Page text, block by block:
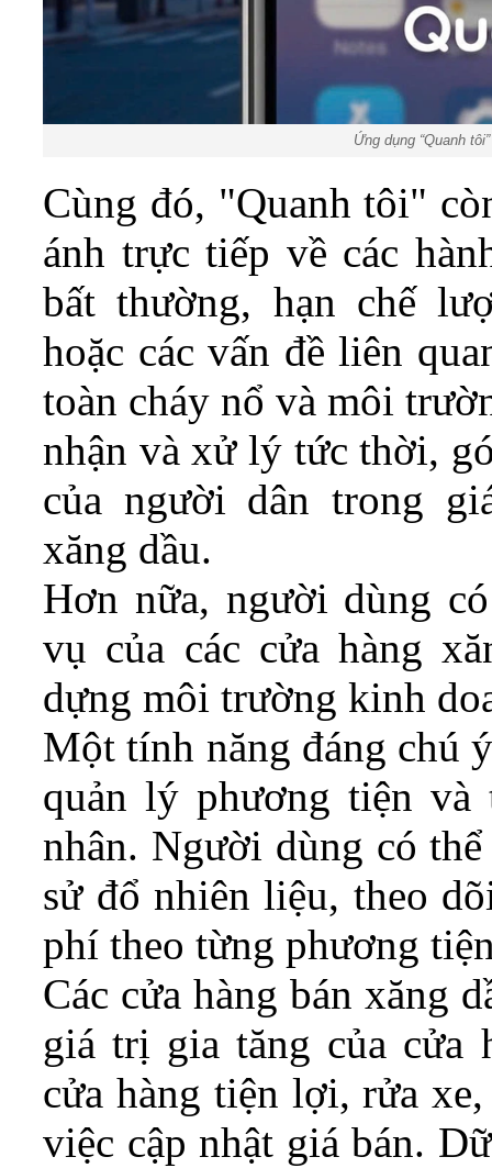
Ứng dụng “Quanh
Cùng đó, "Quanh tôi"
ánh trực tiếp về các
bất thường, hạn chế
hoặc các vấn đề liên
toàn cháy nổ và môi
nhận và xử lý tức thời,
của người dân trong
xăng dầu.
Hơn nữa, người dùng
vụ của các cửa hàng
dựng môi trường kinh
Một tính năng đáng chú
quản lý phương tiện
nhân. Người dùng có
sử đổ nhiên liệu, theo
phí theo từng phương
Các cửa hàng bán xăng
giá trị gia tăng của cửa
cửa hàng tiện lợi, rửa
việc cập nhật giá bán.